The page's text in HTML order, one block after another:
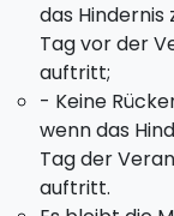
das Hindernis
Tag vor der
auftritt;
- Keine
wenn das
Tag der
auftritt.